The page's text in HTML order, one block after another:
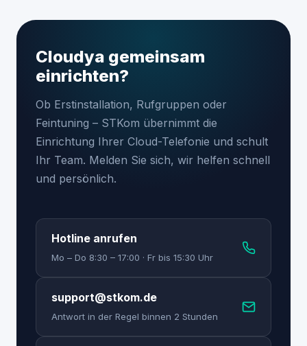
Cloudya gemeinsam
einrichten?
Ob Erstinstallation, Rufgruppen oder
Feintuning – STKom übernimmt die
Einrichtung Ihrer Cloud-Telefonie und schult
Ihr Team. Melden Sie sich, wir helfen schnell
und persönlich.
Hotline anrufen
Mo – Do 8:30 – 17:00 · Fr bis 15:30 Uhr
support@stkom.de
Antwort in der Regel binnen 2 Stunden